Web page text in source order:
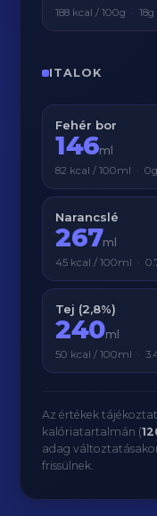
188 kcal / 100g ·
ITALOK
Fehér bor
146ml
82 kcal / 100ml ·
Narancslé
267ml
45 kcal / 100ml ·
Tej (2,8%)
240ml
50 kcal / 100ml ·
Az értékek
kalóriatartalmán (
adag
frissülnek.